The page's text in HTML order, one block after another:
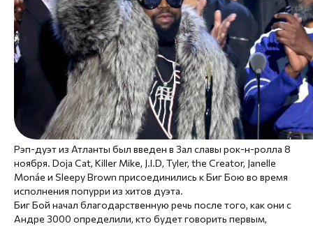
Рэп-дуэт из Атланты был введен в Зал славы рок-н-ролла 8
ноября. Doja Cat, Killer Mike, J.I.D, Tyler, the Creator, Janelle
Monáe и Sleepy Brown присоединились к Биг Бою во время
исполнения попурри из хитов дуэта.
Биг Бой начал благодарственную речь после того, как они с
Андре 3000 определили, кто будет говорить первым,